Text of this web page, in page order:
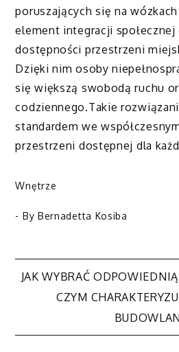
poruszających się na
element integracji społecznej
dostępności przestrzeni
Dzięki nim osoby
się większą swobodą ruchu
codziennego.Takie
standardem we
przestrzeni dostępnej dla
Wnętrze
- By Bernadetta Kosiba
Nawigacja
JAK WYBRAĆ
CZYM